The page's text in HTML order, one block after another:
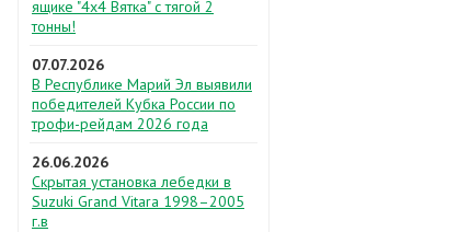
ящике "4х4 Вятка" с тягой 2
тонны!
07.07.2026
В Республике Марий Эл выявили
победителей Кубка России по
трофи-рейдам 2026 года
26.06.2026
Скрытая установка лебедки в
Suzuki Grand Vitara 1998–2005
г.в